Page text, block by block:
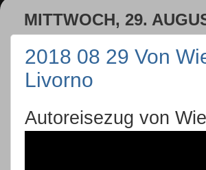
MITTWOCH, 29.
2018 08 29 Von
Livorno
Autoreisezug von